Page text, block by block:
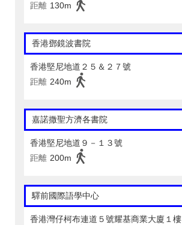
距離 130m
香港鄧鏡波書院
香港堅尼地道２５＆２７號
距離 240m
嘉諾撒聖方濟各書院
香港堅尼地道９－１３號
距離 200m
驛前國際語學中心
香港灣仔柯布連道５號耀基商業大廈１樓